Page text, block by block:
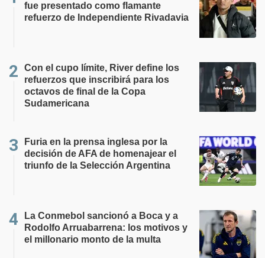
fue presentado como flamante
refuerzo de Independiente Rivadavia
Con el cupo límite, River define los
refuerzos que inscribirá para los
octavos de final de la Copa
Sudamericana
Furia en la prensa inglesa por la
decisión de AFA de homenajear el
triunfo de la Selección Argentina
La Conmebol sancionó a Boca y a
Rodolfo Arruabarrena: los motivos y
el millonario monto de la multa